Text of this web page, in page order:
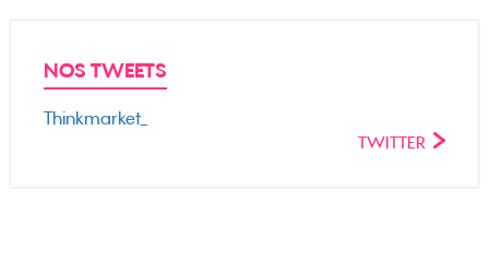
NOS TWEETS
Thinkmarket_
TWITTER